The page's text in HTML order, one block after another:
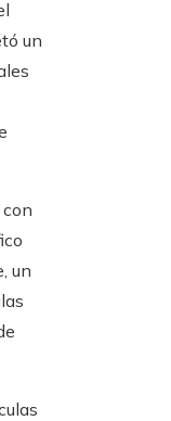
un
un